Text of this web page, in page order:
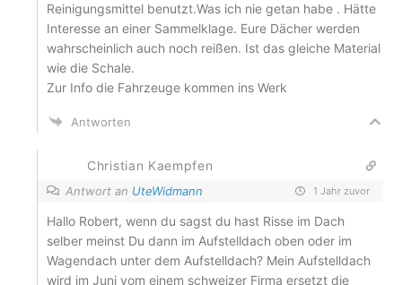
Reinigungsmittel benutzt.Was ich nie getan habe . Hätte
Interesse an einer Sammelklage. Eure Dächer werden
wahrscheinlich auch noch reißen. Ist das gleiche Material
wie die Schale.
Zur Info die Fahrzeuge kommen ins Werk
Antworten
Christian Kaempfen
Antwort an UteWidmann 1 Jahr zuvor
Hallo Robert, wenn du sagst du hast Risse im Dach
selber meinst Du dann im Aufstelldach oben oder im
Wagendach unter dem Aufstelldach? Mein Aufstelldach
wird im Juni vom einem schweizer Firma ersetzt die